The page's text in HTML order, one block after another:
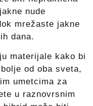
nude
mrežaste jakne
dana.
materijale kako bi
od oba sveta,
umetcima za
u raznovrsnim